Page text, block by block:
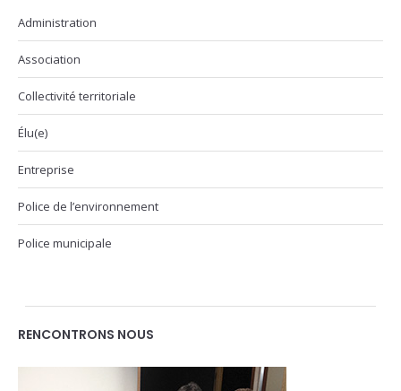
Administration
Association
Collectivité territoriale
Élu(e)
Entreprise
Police de l’environnement
Police municipale
RENCONTRONS NOUS